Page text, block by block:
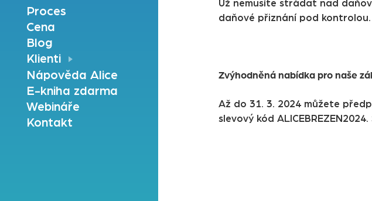
Proces
Cena
Blog
Klienti
Nápověda Alice
E-kniha zdarma
Webináře
Kontakt
Už nemusíte strádat nad
daňové přiznání pod kontrolou.
Zvýhodněná nabídka pro naše
Až do 31. 3. 2024 můžete
slevový kód